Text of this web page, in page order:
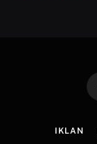
IKLAN